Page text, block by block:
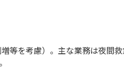
等を考慮）。主な業務は夜間